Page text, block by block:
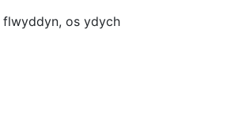
os ydych